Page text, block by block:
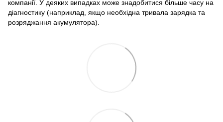
компанії. У деяких випадках може знадобитися більше часу на
діагностику (наприклад, якщо необхідна тривала зарядка та
розряджання акумулятора).